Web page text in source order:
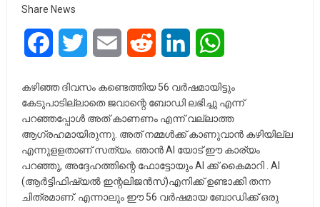
Share News
FacebookTwitter Email Reddit LinkedIn
കഴിഞ്ഞ ദിവസം കണ്ടെത്തിയ 56 വർഷമായിട്ടും
കേടുപാടില്ലാതെ ജവാന്റെ ബോഡി ലഭിച്ചു എന്ന്
പറഞ്ഞപ്പോൾ അത് കാണണം എന്ന് വല്ലാത്ത
ആഗ്രഹമായിരുന്നു. അത് നമ്മൾക്ക് കാണുവാൻ കഴിയില്ല
എന്നുളളതാണ് സത്യം. ഞാൻ AI യോട് ഈ കാര്യം
പറഞ്ഞു, അദ്ദേഹത്തിന്റെ ഫോട്ടോയും AI ക്ക് കൈമാറി . AI
(ആർട്ടിഫിഷ്യൽ ഇന്റലിജൻസ്)എനിക്ക് ഉണ്ടാക്കി തന്ന
ചിത്രമാണ്. എന്നാലും ഈ 56 വർഷമായ ബോഡിക്ക് ഒരു